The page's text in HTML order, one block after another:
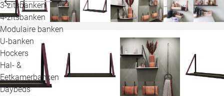
3-zitsbanken
4-zitsbanken
Modulaire banken
U-banken
Hockers
Hal- &
Eetkamerbanken
Daybeds